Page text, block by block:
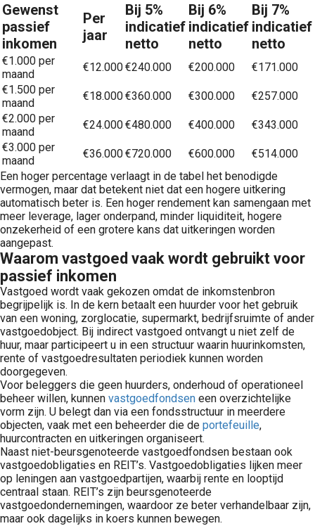
Gewenst
passief
inkomen
Per
jaar
Bij 5%
indicatief
netto
Bij 6%
indicatief
netto
Bij 7%
indicatief
netto
€1.000 per
maand
€12.000€240.000 €200.000
€171.000
€1.500 per
maand
€18.000€360.000 €300.000
€257.000
€2.000 per
maand
€24.000€480.000 €400.000
€343.000
€3.000 per
maand
€36.000€720.000 €600.000
€514.000
Een hoger percentage verlaagt in de tabel het benodigde
vermogen, maar dat betekent niet dat een hogere uitkering
automatisch beter is. Een hoger rendement kan samengaan met
meer leverage, lager onderpand, minder liquiditeit, hogere
onzekerheid of een grotere kans dat uitkeringen worden
aangepast.
Waarom vastgoed vaak wordt gebruikt voor
passief inkomen
Vastgoed wordt vaak gekozen omdat de inkomstenbron
begrijpelijk is. In de kern betaalt een huurder voor het gebruik
van een woning, zorglocatie, supermarkt, bedrijfsruimte of ander
vastgoedobject. Bij indirect vastgoed ontvangt u niet zelf de
huur, maar participeert u in een structuur waarin huurinkomsten,
rente of vastgoedresultaten periodiek kunnen worden
doorgegeven.
Voor beleggers die geen huurders, onderhoud of operationeel
beheer willen, kunnen vastgoedfondsen een overzichtelijke
vorm zijn. U belegt dan via een fondsstructuur in meerdere
objecten, vaak met een beheerder die de portefeuille,
huurcontracten en uitkeringen organiseert.
Naast niet-beursgenoteerde vastgoedfondsen bestaan ook
vastgoedobligaties en REIT’s. Vastgoedobligaties lijken meer
op leningen aan vastgoedpartijen, waarbij rente en looptijd
centraal staan. REIT’s zijn beursgenoteerde
vastgoedondernemingen, waardoor ze beter verhandelbaar zijn,
maar ook dagelijks in koers kunnen bewegen.